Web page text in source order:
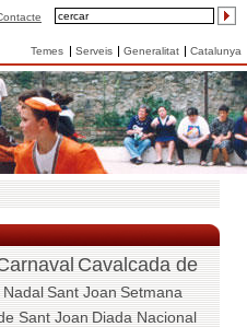
Temes Serveis Generalitat Catalunya
Cavalcada de
NadalSant JoanSetmana
Sant JoanDiada Nacional